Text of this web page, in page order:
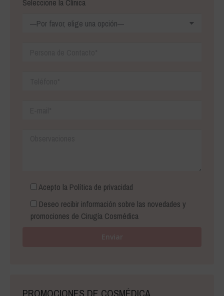
Seleccione la Clínica
Acepto la Política de privacidad
Deseo recibir información sobre las novedades y
promociones de Cirugía Cosmédica